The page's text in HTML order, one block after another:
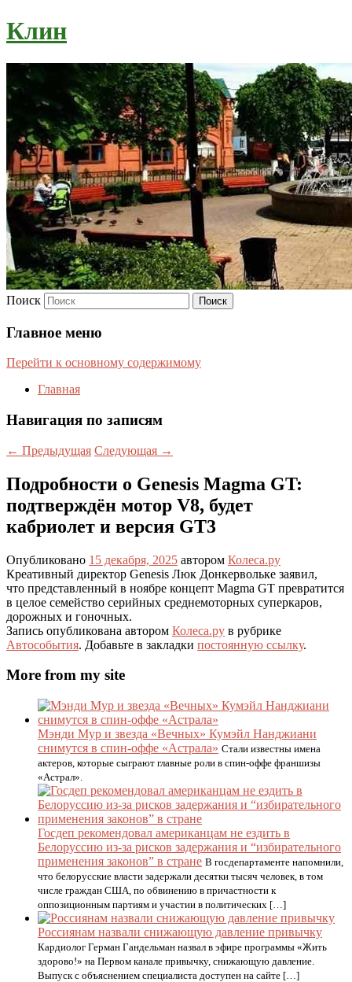
Клин
Поиск
Главное меню
Перейти к основному содержимому
Главная
Навигация по записям
← Предыдущая Следующая →
Подробности о Genesis Magma GT:
подтверждён мотор V8, будет
кабриолет и версия GT3
Опубликовано 15 декабря, 2025 автором Колеса.ру
Креативный директор Genesis Люк Донкервольке заявил,
что представленный в ноябре концепт Magma GT превратится
в целое семейство серийных среднемоторных суперкаров,
дорожных и гоночных.
Запись опубликована автором Колеса.ру в рубрике
Автособытия. Добавьте в закладки постоянную ссылку.
More from my site
Мэнди Мур и звезда «Вечных» Кумэйл Нанджиани
снимутся в спин-оффе «Астрала» Стали известны имена
актеров, которые сыграют главные роли в спин-оффе франшизы
«Астрал».
Госдеп рекомендовал американцам не ездить в
Белоруссию из-за рисков задержания и “избирательного
применения законов” в стране В госдепартаменте напомнили,
что белорусские власти задержали десятки тысяч человек, в том
числе граждан США, по обвинению в причастности к
оппозиционным партиям и участии в политических […]
Россиянам назвали снижающую давление привычку
Кардиолог Герман Гандельман назвал в эфире программы «Жить
здорово!» на Первом канале привычку, снижающую давление.
Выпуск с объяснением специалиста доступен на сайте […]